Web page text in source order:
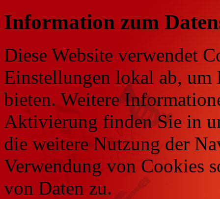
Information zum
Diese Website verwendet
Einstellungen lokal ab, um
bieten. Weitere
Aktivierung finden Sie in
die weitere Nutzung der
Verwendung von Cookies
von Daten zu.